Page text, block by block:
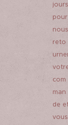
jours
pour
nous
reto
com
man
de
vous